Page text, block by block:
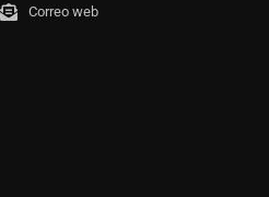
Correo web